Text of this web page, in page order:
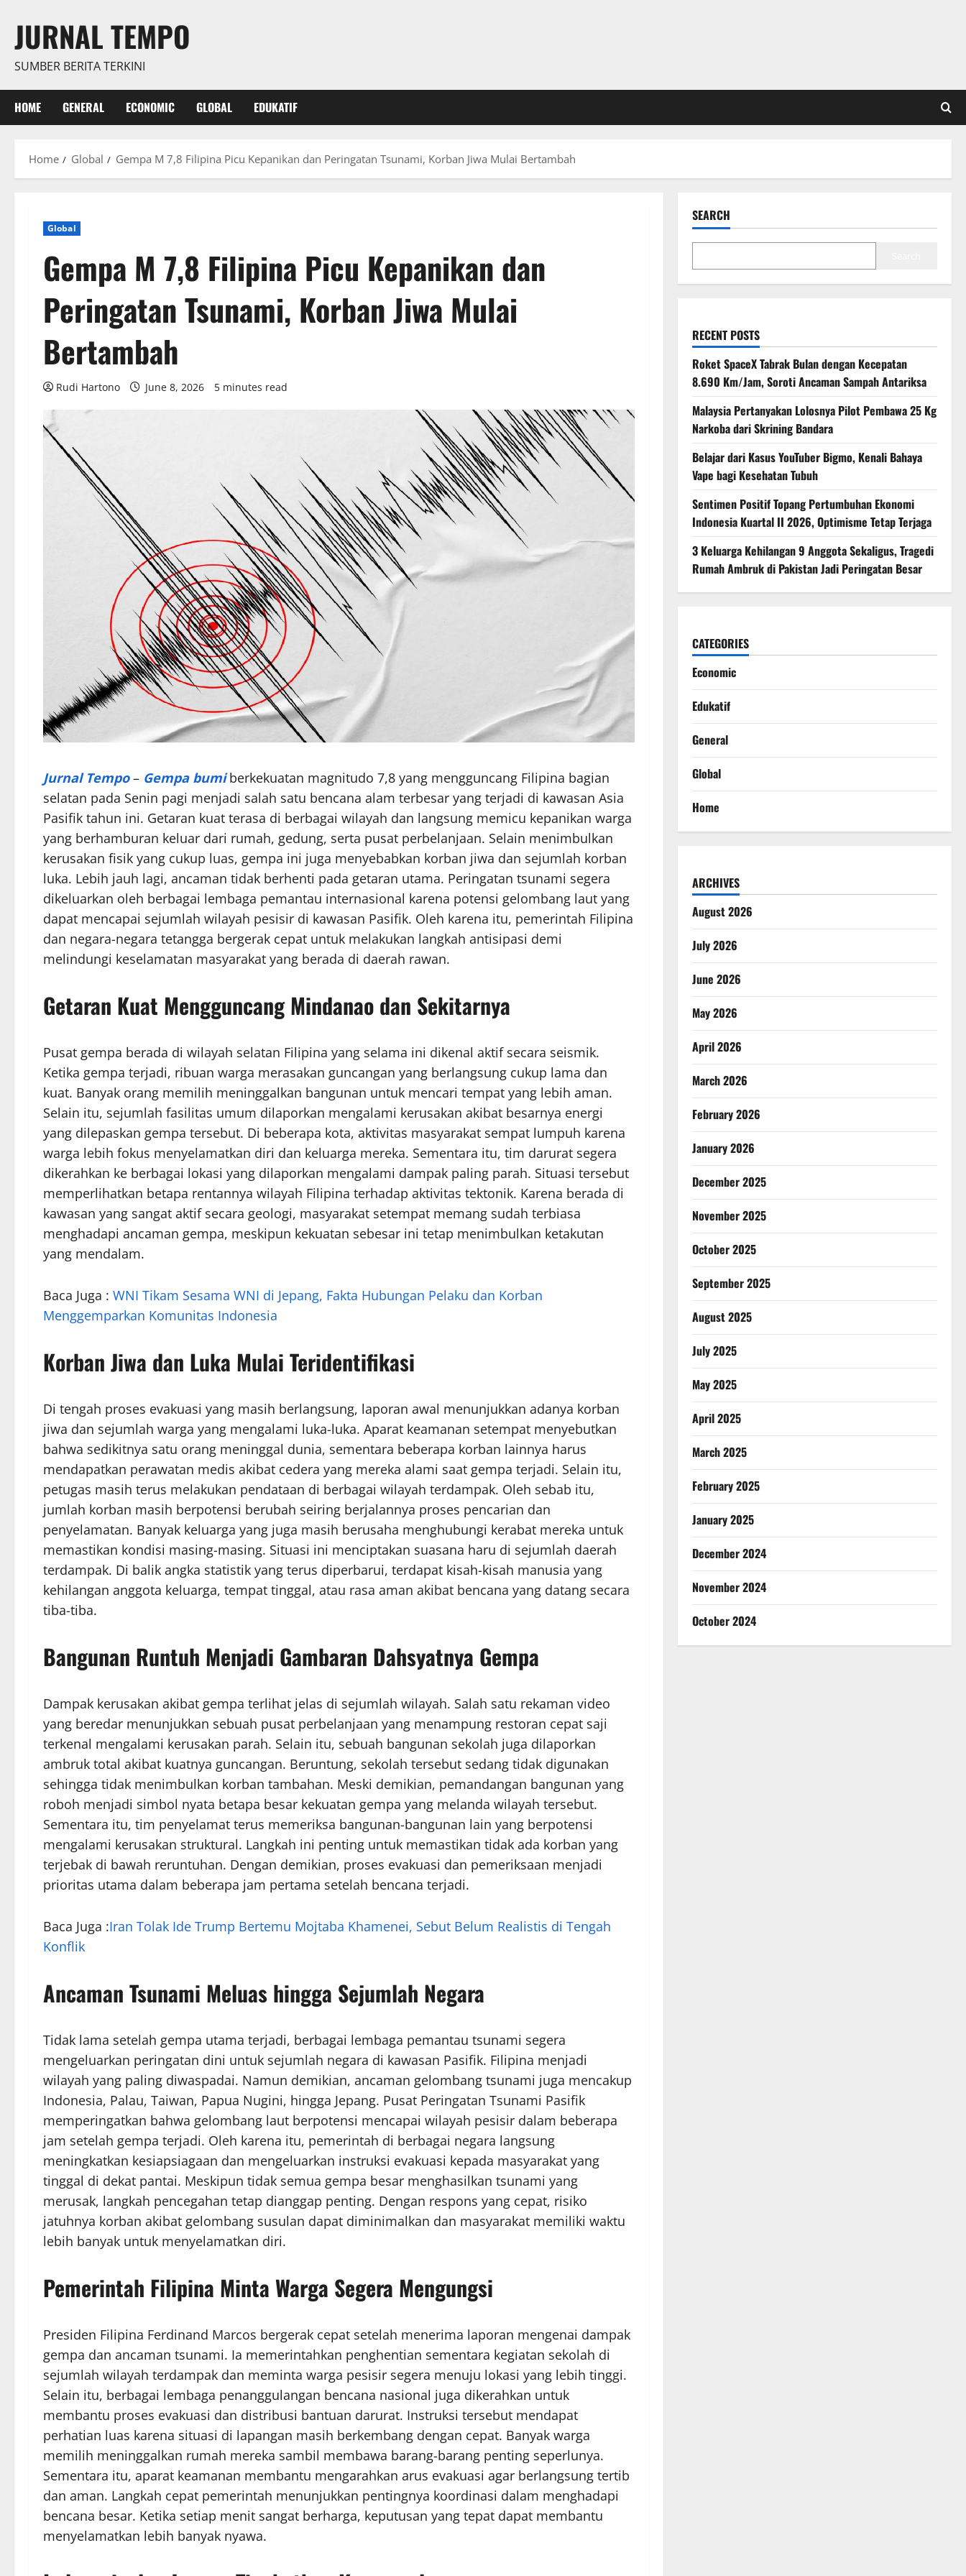
content
JURNAL TEMPO
SUMBER BERITA TERKINI
HOME GENERAL ECONOMIC GLOBAL EDUKATIF
Home Global Gempa M 7,8 Filipina Picu Kepanikan dan Peringatan Tsunami, Korban Jiwa Mulai Bertambah
Global
Gempa M 7,8 Filipina Picu Kepanikan dan
Peringatan Tsunami, Korban Jiwa Mulai
Bertambah
Rudi Hartono June 8, 2026 5 minutes read
Jurnal Tempo– Gempa bumiberkekuatan magnitudo 7,8 yang mengguncang Filipina bagian
selatan pada Senin pagi menjadi salah satu bencana alam terbesar yang terjadi di kawasan Asia
Pasifik tahun ini. Getaran kuat terasa di berbagai wilayah dan langsung memicu kepanikan warga
yang berhamburan keluar dari rumah, gedung, serta pusat perbelanjaan. Selain menimbulkan
kerusakan fisik yang cukup luas, gempa ini juga menyebabkan korban jiwa dan sejumlah korban
luka. Lebih jauh lagi, ancaman tidak berhenti pada getaran utama. Peringatan tsunami segera
dikeluarkan oleh berbagai lembaga pemantau internasional karena potensi gelombang laut yang
dapat mencapai sejumlah wilayah pesisir di kawasan Pasifik. Oleh karena itu, pemerintah Filipina
dan negara-negara tetangga bergerak cepat untuk melakukan langkah antisipasi demi
melindungi keselamatan masyarakat yang berada di daerah rawan.
Getaran Kuat Mengguncang Mindanao dan Sekitarnya
Pusat gempa berada di wilayah selatan Filipina yang selama ini dikenal aktif secara seismik.
Ketika gempa terjadi, ribuan warga merasakan guncangan yang berlangsung cukup lama dan
kuat. Banyak orang memilih meninggalkan bangunan untuk mencari tempat yang lebih aman.
Selain itu, sejumlah fasilitas umum dilaporkan mengalami kerusakan akibat besarnya energi
yang dilepaskan gempa tersebut. Di beberapa kota, aktivitas masyarakat sempat lumpuh karena
warga lebih fokus menyelamatkan diri dan keluarga mereka. Sementara itu, tim darurat segera
dikerahkan ke berbagai lokasi yang dilaporkan mengalami dampak paling parah. Situasi tersebut
memperlihatkan betapa rentannya wilayah Filipina terhadap aktivitas tektonik. Karena berada di
kawasan yang sangat aktif secara geologi, masyarakat setempat memang sudah terbiasa
menghadapi ancaman gempa, meskipun kekuatan sebesar ini tetap menimbulkan ketakutan
yang mendalam.
Baca Juga : WNI Tikam Sesama WNI di Jepang, Fakta Hubungan Pelaku dan Korban
Menggemparkan Komunitas Indonesia
Korban Jiwa dan Luka Mulai Teridentifikasi
Di tengah proses evakuasi yang masih berlangsung, laporan awal menunjukkan adanya korban
jiwa dan sejumlah warga yang mengalami luka-luka. Aparat keamanan setempat menyebutkan
bahwa sedikitnya satu orang meninggal dunia, sementara beberapa korban lainnya harus
mendapatkan perawatan medis akibat cedera yang mereka alami saat gempa terjadi. Selain itu,
petugas masih terus melakukan pendataan di berbagai wilayah terdampak. Oleh sebab itu,
jumlah korban masih berpotensi berubah seiring berjalannya proses pencarian dan
penyelamatan. Banyak keluarga yang juga masih berusaha menghubungi kerabat mereka untuk
memastikan kondisi masing-masing. Situasi ini menciptakan suasana haru di sejumlah daerah
terdampak. Di balik angka statistik yang terus diperbarui, terdapat kisah-kisah manusia yang
kehilangan anggota keluarga, tempat tinggal, atau rasa aman akibat bencana yang datang secara
tiba-tiba.
Bangunan Runtuh Menjadi Gambaran Dahsyatnya Gempa
Dampak kerusakan akibat gempa terlihat jelas di sejumlah wilayah. Salah satu rekaman video
yang beredar menunjukkan sebuah pusat perbelanjaan yang menampung restoran cepat saji
terkenal mengalami kerusakan parah. Selain itu, sebuah bangunan sekolah juga dilaporkan
ambruk total akibat kuatnya guncangan. Beruntung, sekolah tersebut sedang tidak digunakan
sehingga tidak menimbulkan korban tambahan. Meski demikian, pemandangan bangunan yang
roboh menjadi simbol nyata betapa besar kekuatan gempa yang melanda wilayah tersebut.
Sementara itu, tim penyelamat terus memeriksa bangunan-bangunan lain yang berpotensi
mengalami kerusakan struktural. Langkah ini penting untuk memastikan tidak ada korban yang
terjebak di bawah reruntuhan. Dengan demikian, proses evakuasi dan pemeriksaan menjadi
prioritas utama dalam beberapa jam pertama setelah bencana terjadi.
Baca Juga :Iran Tolak Ide Trump Bertemu Mojtaba Khamenei, Sebut Belum Realistis di Tengah
Konflik
Ancaman Tsunami Meluas hingga Sejumlah Negara
Tidak lama setelah gempa utama terjadi, berbagai lembaga pemantau tsunami segera
mengeluarkan peringatan dini untuk sejumlah negara di kawasan Pasifik. Filipina menjadi
wilayah yang paling diwaspadai. Namun demikian, ancaman gelombang tsunami juga mencakup
Indonesia, Palau, Taiwan, Papua Nugini, hingga Jepang. Pusat Peringatan Tsunami Pasifik
memperingatkan bahwa gelombang laut berpotensi mencapai wilayah pesisir dalam beberapa
jam setelah gempa terjadi. Oleh karena itu, pemerintah di berbagai negara langsung
meningkatkan kesiapsiagaan dan mengeluarkan instruksi evakuasi kepada masyarakat yang
tinggal di dekat pantai. Meskipun tidak semua gempa besar menghasilkan tsunami yang
merusak, langkah pencegahan tetap dianggap penting. Dengan respons yang cepat, risiko
jatuhnya korban akibat gelombang susulan dapat diminimalkan dan masyarakat memiliki waktu
lebih banyak untuk menyelamatkan diri.
Pemerintah Filipina Minta Warga Segera Mengungsi
Presiden Filipina Ferdinand Marcos bergerak cepat setelah menerima laporan mengenai dampak
gempa dan ancaman tsunami. Ia memerintahkan penghentian sementara kegiatan sekolah di
sejumlah wilayah terdampak dan meminta warga pesisir segera menuju lokasi yang lebih tinggi.
Selain itu, berbagai lembaga penanggulangan bencana nasional juga dikerahkan untuk
membantu proses evakuasi dan distribusi bantuan darurat. Instruksi tersebut mendapat
perhatian luas karena situasi di lapangan masih berkembang dengan cepat. Banyak warga
memilih meninggalkan rumah mereka sambil membawa barang-barang penting seperlunya.
Sementara itu, aparat keamanan membantu mengarahkan arus evakuasi agar berlangsung tertib
dan aman. Langkah cepat pemerintah menunjukkan pentingnya koordinasi dalam menghadapi
bencana besar. Ketika setiap menit sangat berharga, keputusan yang tepat dapat membantu
menyelamatkan lebih banyak nyawa.
SEARCH
RECENT POSTS
Roket SpaceX Tabrak Bulan dengan Kecepatan
8.690 Km/Jam, Soroti Ancaman Sampah Antariksa
Malaysia Pertanyakan Lolosnya Pilot Pembawa 25 Kg
Narkoba dari Skrining Bandara
Belajar dari Kasus YouTuber Bigmo, Kenali Bahaya
Vape bagi Kesehatan Tubuh
Sentimen Positif Topang Pertumbuhan Ekonomi
Indonesia Kuartal II 2026, Optimisme Tetap Terjaga
3 Keluarga Kehilangan 9 Anggota Sekaligus, Tragedi
Rumah Ambruk di Pakistan Jadi Peringatan Besar
CATEGORIES
Economic
Edukatif
General
Global
Home
ARCHIVES
August 2026
July 2026
June 2026
May 2026
April 2026
March 2026
February 2026
January 2026
December 2025
November 2025
October 2025
September 2025
August 2025
July 2025
May 2025
April 2025
March 2025
February 2025
January 2025
December 2024
November 2024
October 2024